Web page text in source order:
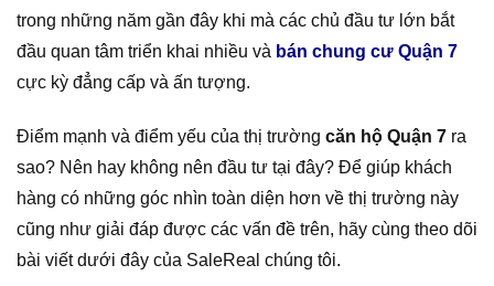
trong những năm gần đây khi mà các chủ đầu tư lớn bắt
đầu quan tâm triển khai nhiều và bán chung cư Quận 7
cực kỳ đẳng cấp và ấn tượng.
Điểm mạnh và điểm yếu của thị trường căn hộ Quận 7 ra
sao? Nên hay không nên đầu tư tại đây? Để giúp khách
hàng có những góc nhìn toàn diện hơn về thị trường này
cũng như giải đáp được các vấn đề trên, hãy cùng theo dõi
bài viết dưới đây của SaleReal chúng tôi.